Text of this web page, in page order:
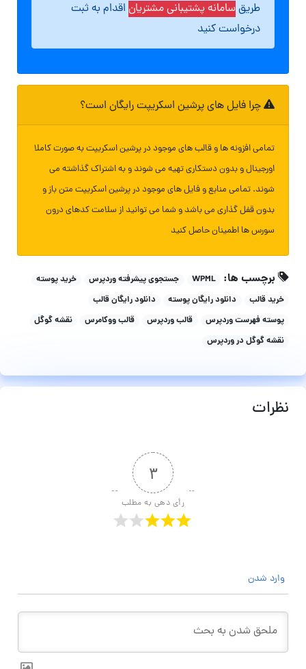
طریقسامانه پشتیبانی مشتریان اقدام به ثبت
درخواست کنید
چرا فایل های پرشین اسکریپت رایگان است؟
تمامی افزونه ها و قالب های موجود در پرشین اسکریپت به صورت کاملا
اورجینال و بدون دستکاری تهیه می شوند و به اشتراک گذاشته می
شوند. تمامی منابع و فایل های موجود در پرشین اسکریپت متن باز و
بدون قفل گذاری می باشد و شما می توانید از سلامت کدهای درون
سورس ها اطمینان حاصل کنید
برچسب ها: WPML جستجوی پیشرفته وردپرس
خرید پوسته
خرید قالب
دانلود رایگان پوسته
دانلود رایگان قالب
پوسته فهرست وردپرس
قالب وردپرس قالب ووکامرس
نقشه گوگل
نقشه گوگل در وردپرس
نظرات
۳
رأی دهی به مطلب
وارد شدن